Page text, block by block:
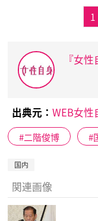
1
『女
出典元： WEB女性
二階俊博
国内
関連画像